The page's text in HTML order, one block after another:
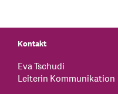
Kontakt
Eva Tschudi
Leiterin Kommunikation